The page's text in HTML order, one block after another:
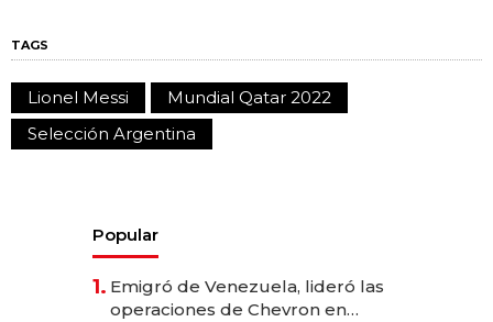
TAGS
Lionel Messi
Mundial Qatar 2022
Selección Argentina
Popular
1. Emigró de Venezuela, lideró las
operaciones de Chevron en